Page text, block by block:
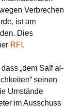
Verbrechen
ist am
Dies
RFI .
„dem Saïf al-
seinen
Umstände
im Ausschuss